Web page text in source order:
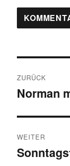
ZURÜCK
Vorheriger
Norman
WEITER
Nächster